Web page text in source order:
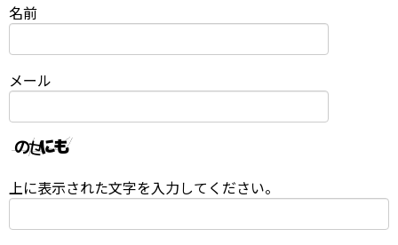
名前
メール
上に表示された文字を入力してください。